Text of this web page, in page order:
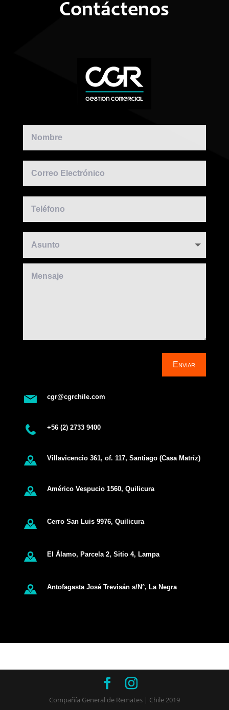
Contáctenos
Enviar
cgr@cgrchile.com
+56 (2) 2733 9400
Villavicencio 361, of. 117, Santiago (Casa Matríz)
Américo Vespucio 1560, Quilicura
Cerro San Luis 9976, Quilicura
El Álamo, Parcela 2, Sitio 4, Lampa
Antofagasta José Trevisán s/N°, La Negra
Compañía General de Remates | Chile 2019